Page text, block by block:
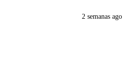
2 semanas ago